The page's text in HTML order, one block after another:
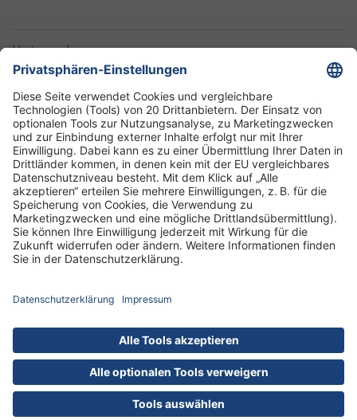
Unternehmen
Informationen
Standorte
DRK-Schwesternschaft Berlin
Impressum
Hausordnung
nach oben